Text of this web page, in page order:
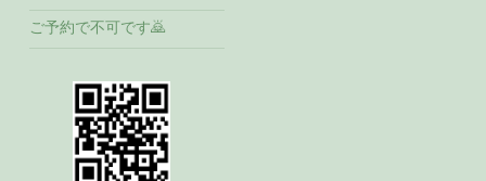
ご予約で不可です🙇